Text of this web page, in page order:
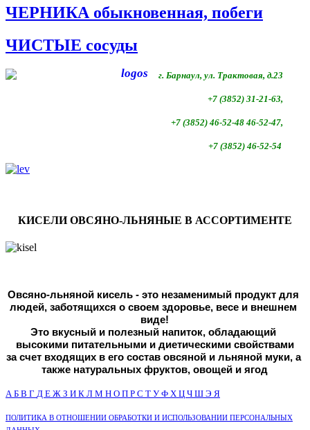
ЧЕРНИКА обыкновенная, побеги
ЧИСТЫЕ сосуды
г. Барнаул, ул. Трактовая, д.23
+7 (3852) 31-21-63,
+7 (3852) 46-52-48 46-52-47,
+7 (3852) 46-52-54
КИСЕЛИ ОВСЯНО-ЛЬНЯНЫЕ В АССОРТИМЕНТЕ
Овсяно-льняной кисель - это незаменимый продукт для
людей, заботящихся о своем здоровье, весе и внешнем
виде!
Это вкусный и полезный напиток, обладающий
высокими питательными и диетическими свойствами
за счет входящих в его состав овсяной и льняной муки, а
также натуральных фруктов, овощей и ягод
А Б В Г Д Е Ж З И К Л М Н О П Р С Т У Ф Х Ц Ч Ш Э Я
ПОЛИТИКА В ОТНОШЕНИИ ОБРАБОТКИ И ИСПОЛЬЗОВАНИИ ПЕРСОНАЛЬНЫХ